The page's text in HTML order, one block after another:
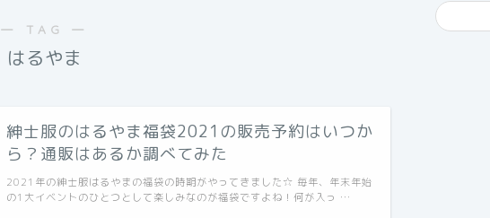
― TAG ―
はるやま
紳士服のはるやま福袋2021の販売予約はいつか
ら？通販はあるか調べてみた
2021年の紳士服はるやまの福袋の時期がやってきました☆ 毎年、年末年始
の1大イベントのひとつとして楽しみなのが福袋ですよね！何が入っ …